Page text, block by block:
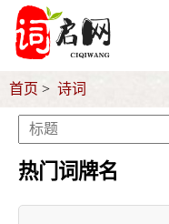
首页 诗词
热门词牌名